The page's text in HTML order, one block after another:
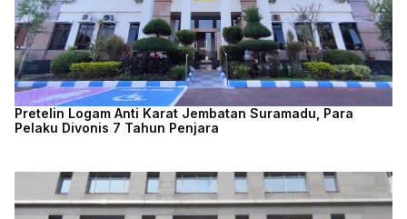
Pretelin Logam Anti Karat Jembatan Suramadu, Para
Pelaku Divonis 7 Tahun Penjara